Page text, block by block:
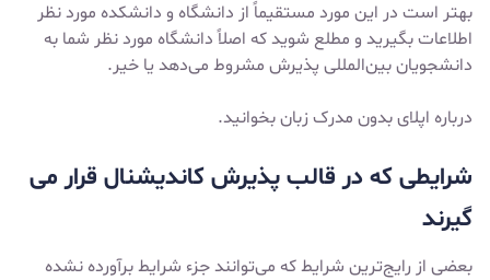
بهتر است در این مورد مستقیماً از دانشگاه و دانشکده مورد نظر
اطلاعات بگیرید و مطلع شوید که اصلاً دانشگاه مورد نظر شما به
دانشجویان بین‌المللی پذیرش مشروط می‌دهد یا خیر.
درباره اپلای بدون مدرک زبانبخوانید.
شرایطی که در قالب پذیرش کاندیشنال قرار می
گیرند
بعضی از رایج‌ترین شرایط که می‌توانند جزء شرایط برآورده نشده